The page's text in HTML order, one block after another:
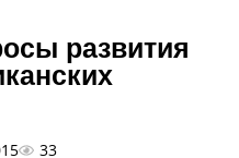
развития
33